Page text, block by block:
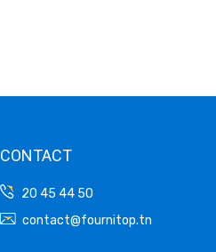
CONTACT
20 45 44 50
contact@fournitop.tn